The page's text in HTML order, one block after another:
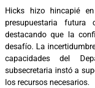
Hicks hizo hincapié
presupuestaria futura
destacando que la
desafío. La
capacidades del
subsecretaria instó a
los recursos necesarios.